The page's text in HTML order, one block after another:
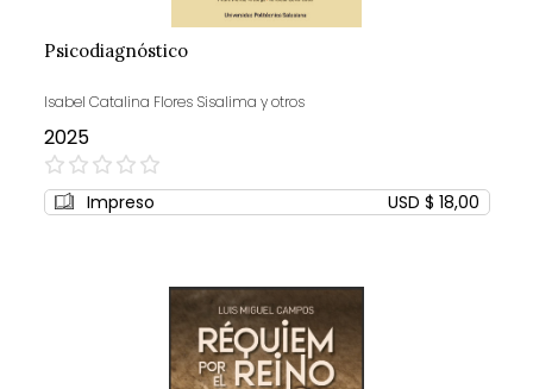
Psicodiagnóstico
Isabel Catalina Flores Sisalima y otros
2025
0%
Impreso USD $ 18,00